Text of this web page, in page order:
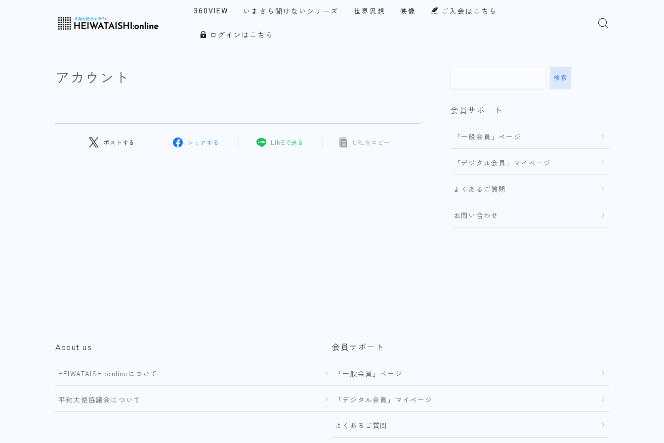
360VIEW
リアル・アメリカ
いまさら聞けないシリーズ 世界思想 映像 ご入会はこちら
ログインはこちら
アカウント
ポストする シェアする LINEで送る URLをコピー
検索
会員サポート
「一般会員」ページ
「デジタル会員」マイページ
よくあるご質問
お問い合わせ
About us
HEIWATAISHI:onlineについて
平和大使協議会について
会員サポート
「一般会員」ページ
「デジタル会員」マイページ
よくあるご質問